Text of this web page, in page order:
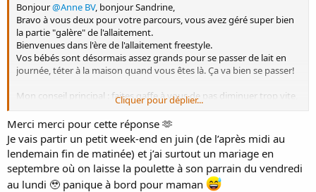
Bonjour@Anne BV, bonjour Sandrine,
Bravo à vous deux pour votre parcours, vous avez géré super bien
la partie "galère" de l'allaitement.
Bienvenues dans l'ère de l'allaitement freestyle.
Vos bébés sont désormais assez grands pour se passer de lait en
journée, téter à la maison quand vous êtes là. Ça va bien se passer!
Mon conseil principal : faites gaffe à vous de pas diminuer trop vite,
vu que les engorgements c'est pas cool.
Rien de spécial. En général bébé s'adapte, mange plus de solide en
journée (pense à lui donner de l'eau) et prend plus de lait quand tu
es là.
Cliquer pour déplier...
Merci merci pour cette réponse 🫶
Je vais partir un petit week-end en juin (de l’après midi au
lendemain fin de matinée) et j’ai surtout un mariage en
septembre où on laisse la poulette à son parrain du vendredi
au lundi 🥹 panique à bord pour maman